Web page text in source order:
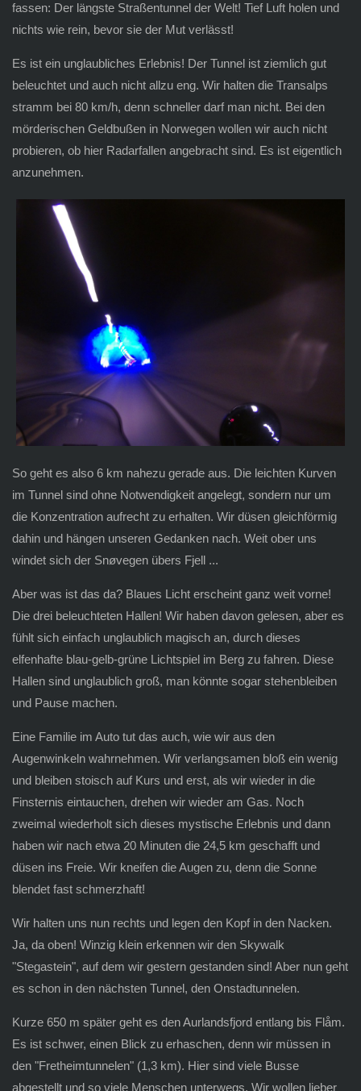
fassen: Der längste Straßentunnel der Welt! Tief Luft holen und
nichts wie rein, bevor sie der Mut verlässt!
Es ist ein unglaubliches Erlebnis! Der Tunnel ist ziemlich gut
beleuchtet und auch nicht allzu eng. Wir halten die Transalps
stramm bei 80 km/h, denn schneller darf man nicht. Bei den
mörderischen Geldbußen in Norwegen wollen wir auch nicht
probieren, ob hier Radarfallen angebracht sind. Es ist eigentlich
anzunehmen.
So geht es also 6 km nahezu gerade aus. Die leichten Kurven
im Tunnel sind ohne Notwendigkeit angelegt, sondern nur um
die Konzentration aufrecht zu erhalten. Wir düsen gleichförmig
dahin und hängen unseren Gedanken nach. Weit ober uns
windet sich der Snøvegen übers Fjell ...
Aber was ist das da? Blaues Licht erscheint ganz weit vorne!
Die drei beleuchteten Hallen! Wir haben davon gelesen, aber es
fühlt sich einfach unglaublich magisch an, durch dieses
elfenhafte blau-gelb-grüne Lichtspiel im Berg zu fahren. Diese
Hallen sind unglaublich groß, man könnte sogar stehenbleiben
und Pause machen.
Eine Familie im Auto tut das auch, wie wir aus den
Augenwinkeln wahrnehmen. Wir verlangsamen bloß ein wenig
und bleiben stoisch auf Kurs und erst, als wir wieder in die
Finsternis eintauchen, drehen wir wieder am Gas. Noch
zweimal wiederholt sich dieses mystische Erlebnis und dann
haben wir nach etwa 20 Minuten die 24,5 km geschafft und
düsen ins Freie. Wir kneifen die Augen zu, denn die Sonne
blendet fast schmerzhaft!
Wir halten uns nun rechts und legen den Kopf in den Nacken.
Ja, da oben! Winzig klein erkennen wir den Skywalk
"Stegastein", auf dem wir gestern gestanden sind! Aber nun geht
es schon in den nächsten Tunnel, den Onstadtunnelen.
Kurze 650 m später geht es den Aurlandsfjord entlang bis Flåm.
Es ist schwer, einen Blick zu erhaschen, denn wir müssen in
den "Fretheimtunnelen" (1,3 km). Hier sind viele Busse
abgestellt und so viele Menschen unterwegs. Wir wollen lieber